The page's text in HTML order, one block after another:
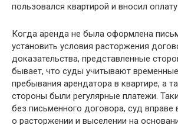
пользовался квартирой и вносил
Когда аренда не была оформлена
установить условия расторжения
доказательства, представленные
бывает, что суды учитывают
пребывания арендатора в квартире, а
стороны были регулярные платежи.
без письменного договора, суд вправе
о расторжении и выселении на